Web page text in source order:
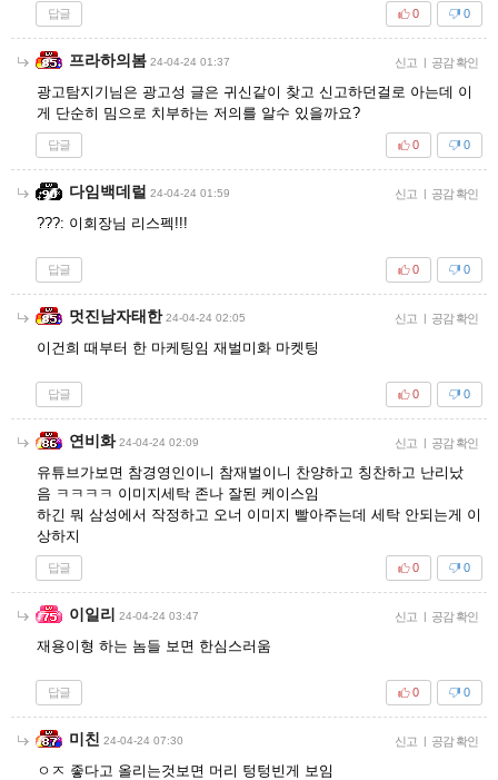
답글 0
0
프라하의봄 24-04-24 01:37 신고 | 공감 확인
광고탐지기님은 광고성 글은 귀신같이 찾고 신고하던걸로 아는데 이
게 단순히 밈으로 치부하는 저의를 알수 있을까요?
답글 0
0
다임백데럴 24-04-24 01:59 신고 | 공감 확인
???: 이회장님 리스펙!!!
답글 0
0
멋진남자태한 24-04-24 02:05 신고 | 공감 확인
이건희 때부터 한 마케팅임 재벌미화 마켓팅
답글 0
0
연비화 24-04-24 02:09 신고 | 공감 확인
유튜브가보면 참경영인이니 참재벌이니 찬양하고 칭찬하고 난리났
음 ㅋㅋㅋㅋ 이미지세탁 존나 잘된 케이스임
하긴 뭐 삼성에서 작정하고 오너 이미지 빨아주는데 세탁 안되는게 이
상하지
답글 0
0
이일리 24-04-24 03:47 신고 | 공감 확인
재용이형 하는 놈들 보면 한심스러움
답글 0
0
미친 24-04-24 07:30 신고 | 공감 확인
ㅇㅈ 좋다고 올리는것보면 머리 텅텅빈게 보임